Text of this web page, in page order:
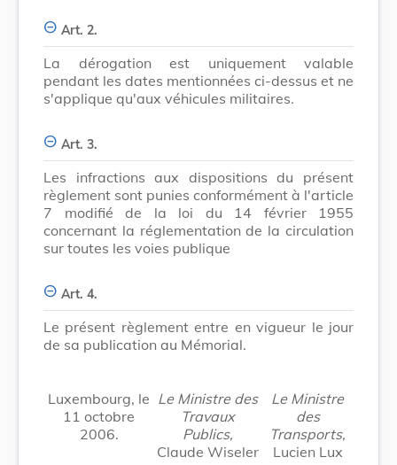
Art. 2.
La dérogation est uniquement valable
pendant les dates mentionnées ci-dessus et ne
s'applique qu'aux véhicules militaires.
Art. 3.
Les infractions aux dispositions du présent
règlement sont punies conformément à l'article
7 modifié de la loi du 14 février 1955
concernant la réglementation de la circulation
sur toutes les voies publique
Art. 4.
Le présent règlement entre en vigueur le jour
de sa publication au Mémorial.
Luxembourg, le
11 octobre
2006.
Le Ministre des
Travaux
Publics,
Claude Wiseler
Le Ministre
des
Transports,
Lucien Lux